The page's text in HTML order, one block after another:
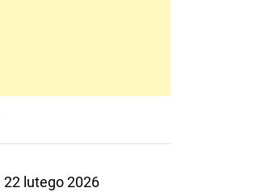
22 lutego 2026